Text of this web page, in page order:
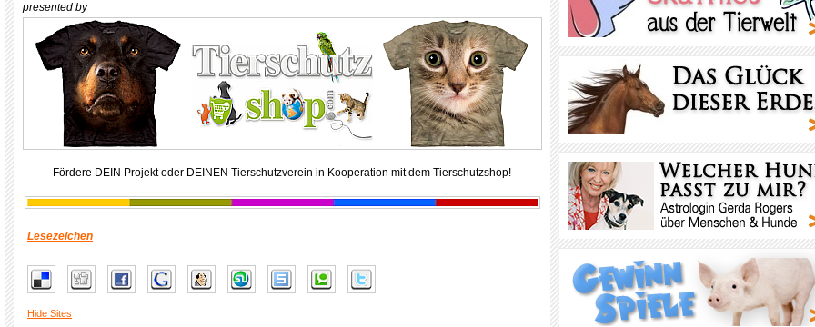
presented by
Fördere DEIN Projekt oder DEINEN Tierschutzverein in Kooperation mit dem Tierschutzshop!
Lesezeichen
Hide Sites